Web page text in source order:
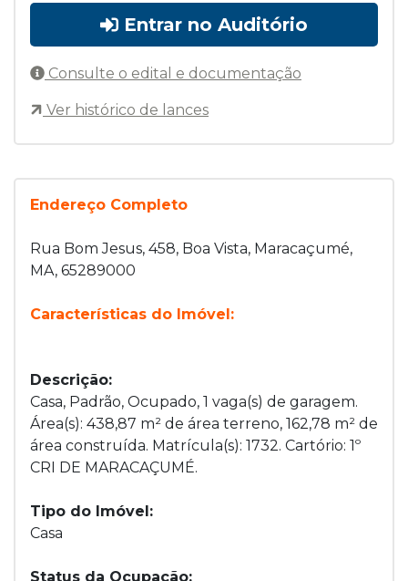
Endereço Completo
Rua Bom Jesus, 458, Boa Vista, Maracaçumé,
MA, 65289000
Características do Imóvel:
Descrição:
Casa, Padrão, Ocupado, 1 vaga(s) de garagem.
Área(s): 438,87 m² de área terreno, 162,78 m² de
área construída. Matrícula(s): 1732. Cartório: 1º
CRI DE MARACAÇUMÉ.
Tipo do Imóvel:
Casa
Status da Ocupação:
Entrar no Auditório
Consulte o edital e documentação
Ver histórico de lances